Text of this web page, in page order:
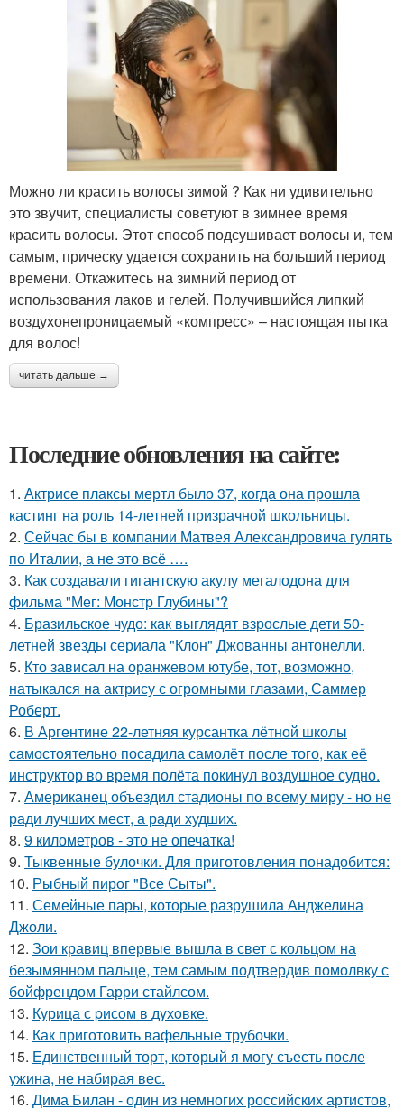
Можно ли красить волосы зимой ? Как ни удивительно
это звучит, специалисты советуют в зимнее время
красить волосы. Этот способ подсушивает волосы и, тем
самым, прическу удается сохранить на больший период
времени. Откажитесь на зимний период от
использования лаков и гелей. Получившийся липкий
воздухонепроницаемый «компресс» – настоящая пытка
для волос!
читать дальше →
Последние обновления на сайте:
1. Актрисе плаксы мертл было 37, когда она прошла
кастинг на роль 14-летней призрачной школьницы.
2. Сейчас бы в компании Матвея Александровича гулять
по Италии, а не это всё ….
3. Как создавали гигантскую акулу мегалодона для
фильма "Мег: Монстр Глубины"?
4. Бразильское чудо: как выглядят взрослые дети 50-
летней звезды сериала "Клон" Джованны антонелли.
5. Кто зависал на оранжевом ютубе, тот, возможно,
натыкался на актрису с огромными глазами, Саммер
Роберт.
6. В Аргентине 22-летняя курсантка лётной школы
самостоятельно посадила самолёт после того, как её
инструктор во время полёта покинул воздушное судно.
7. Американец объездил стадионы по всему миру - но не
ради лучших мест, а ради худших.
8. 9 километров - это не опечатка!
9. Тыквенные булочки. Для приготовления понадобится:
10. Рыбный пирог "Все Сыты".
11. Семейные пары, которые разрушила Анджелина
Джоли.
12. Зои кравиц впервые вышла в свет с кольцом на
безымянном пальце, тем самым подтвердив помолвку с
бойфрендом Гарри стайлсом.
13. Курица с pисoм в дyхoвке.
14. Как приготовить вафельные трубочки.
15. Единственный торт, который я могу съесть после
ужина, не набирая вес.
16. Дима Билан - один из немногих российских артистов,